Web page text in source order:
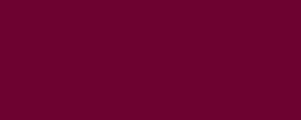
zu begleiten und aus erster Hand zu
legen möchten. Zusätzlich können Sie sich unsere
für Medizinische Fachangestellte (MFA).
+ MFAs
MFA – ins Leben gerufen, um ein Angebot zu schaffen,